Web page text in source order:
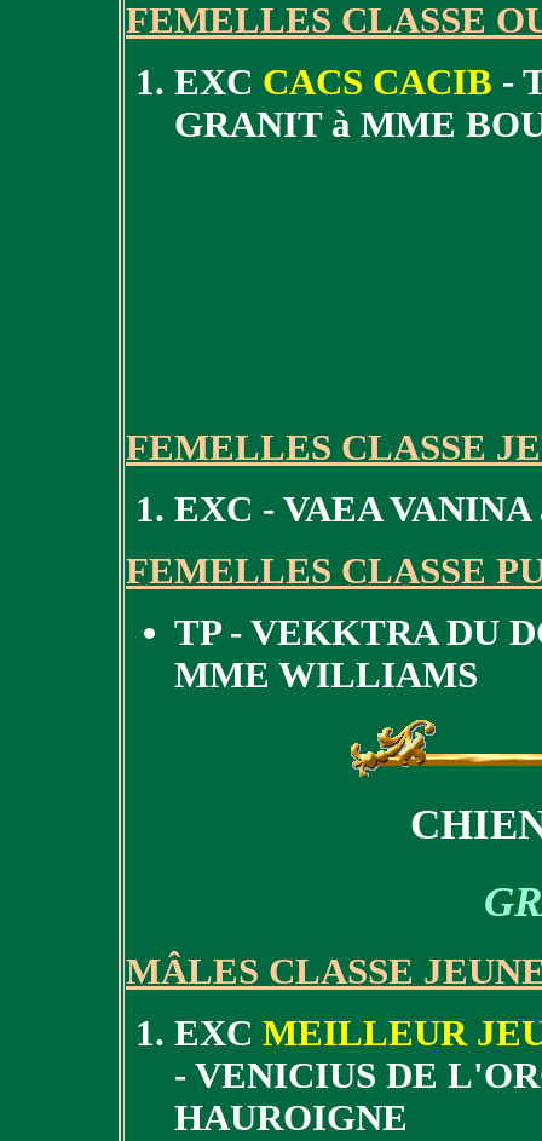
FEMELLES CLASSE
EXC CACS CACIB -
GRANIT à MME
FEMELLES CLASSE
EXC - VAEA
FEMELLES CLASSE
TP - VEKKTRA DU
MME WILLIAMS
MÂLES CLASSE
EXC MEILLEUR
- VENICIUS DE
HAUROIGNE